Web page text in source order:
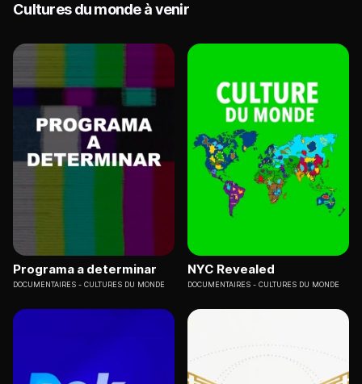
Cultures du monde à venir
Programa a determinar
DOCUMENTAIRES CULTURES DU MONDE
NYC Revealed
DOCUMENTAIRES CULTURES DU MONDE